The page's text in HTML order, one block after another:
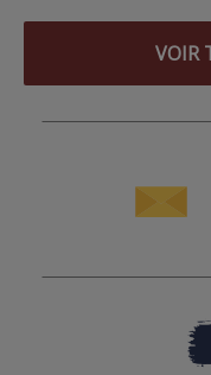
VOIR